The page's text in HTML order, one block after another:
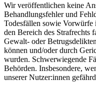
Wir veröffentlichen keine
Behandlungsfehler und
Todesfällen sowie
den Bereich des Strafrechts
Gewalt- oder
können und/oder durch
wurden. Schwerwiegende
Behörden. Insbesondere,
unserer Nutzer:innen